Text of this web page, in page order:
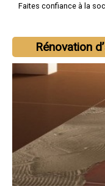
Faites confiance à la
Rénovation